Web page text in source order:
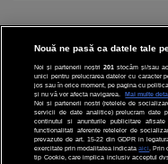
CINEMA
DIVERTISMENT
STIRI
Nouă ne pasă ca datele tale
Noi și partenerii noștri 201 stocăm și/sau
unici pentru prelucrarea datelor cu caracter
jos sau în orice moment, pe pagina cu
și nu vă vor afecta navigarea.
Mai multe
Noi si partenerii nostri (retelele de
servicii de date analitice) prelucram date
continutul si anunturile publicitare
functionalitati aferente retelelor de
prevazute de art. 15-22 din GDPR in
exercitate prin modalitatea indicataaici .
tip Cookie, care implica inclusiv acceptul